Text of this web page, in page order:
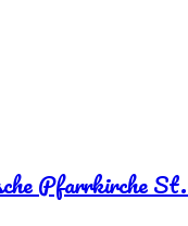
Pfarrkirche